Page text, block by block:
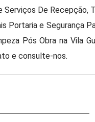
De Recepção,
Portaria e Segurança
Pós Obra na Vila
e consulte-nos.